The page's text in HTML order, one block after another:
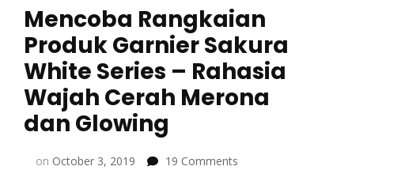
Mencoba Rangkaian
Produk Garnier Sakura
White Series – Rahasia
Wajah Cerah Merona
dan Glowing
on October 3, 2019 19 Commentson